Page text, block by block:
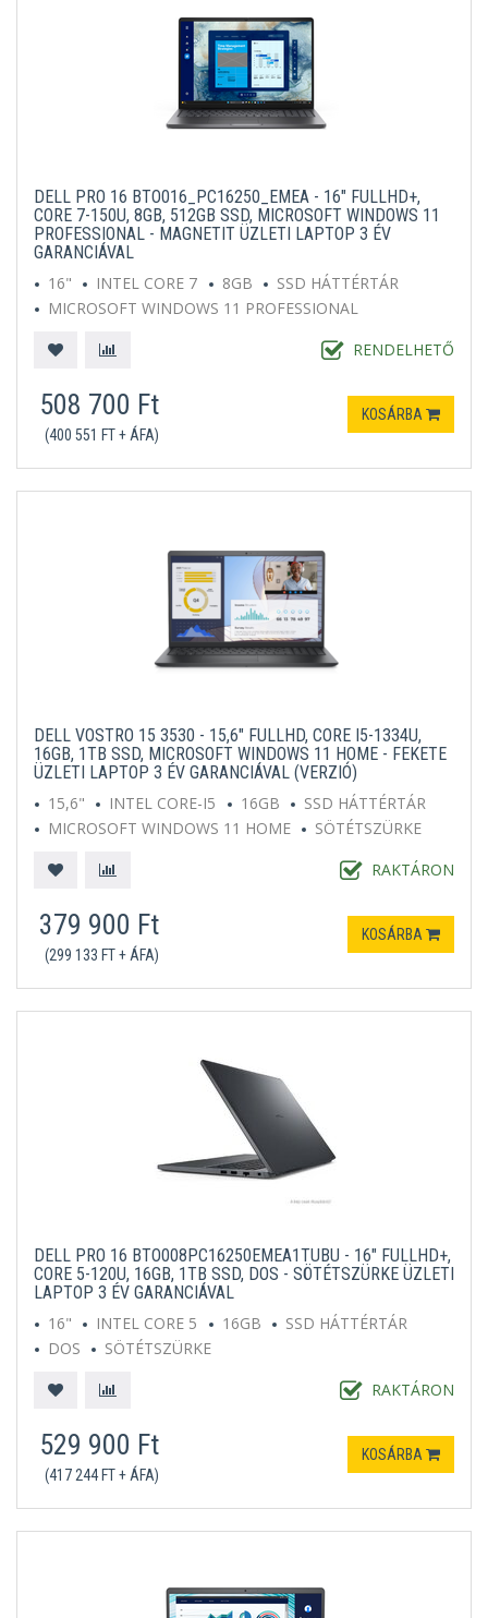
DELL PRO 16 BTO016_PC16250_EMEA - 16" FULLHD+,
CORE 7-150U, 8GB, 512GB SSD, MICROSOFT WINDOWS 11
PROFESSIONAL - MAGNETIT ÜZLETI LAPTOP 3 ÉV
GARANCIÁVAL
16"
INTEL CORE 7 8GB
SSD HÁTTÉRTÁR
MICROSOFT WINDOWS 11 PROFESSIONAL
RENDELHETŐ
508 700 Ft
(400 551 FT + ÁFA)
KOSÁRBA
DELL VOSTRO 15 3530 - 15,6" FULLHD, CORE I5-1334U,
16GB, 1TB SSD, MICROSOFT WINDOWS 11 HOME - FEKETE
ÜZLETI LAPTOP 3 ÉV GARANCIÁVAL (VERZIÓ)
15,6"
INTEL CORE-I5 16GB
SSD HÁTTÉRTÁR
MICROSOFT WINDOWS 11 HOME
SÖTÉTSZÜRKE
RAKTÁRON
379 900 Ft
(299 133 FT + ÁFA)
KOSÁRBA
DELL PRO 16 BTO008PC16250EMEA1TUBU - 16" FULLHD+,
CORE 5-120U, 16GB, 1TB SSD, DOS - SÖTÉTSZÜRKE ÜZLETI
LAPTOP 3 ÉV GARANCIÁVAL
16"
INTEL CORE 5 16GB
SSD HÁTTÉRTÁR
DOS
SÖTÉTSZÜRKE
RAKTÁRON
529 900 Ft
(417 244 FT + ÁFA)
KOSÁRBA